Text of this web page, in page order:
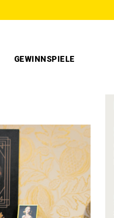
GEWINNSPIELE